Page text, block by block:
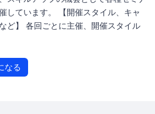
しています。 【開催スタイル、キャ
ど】 各回ごとに主催、開催スタイル
なる